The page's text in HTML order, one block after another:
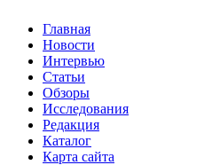
Главная
Новости
Интервью
Статьи
Обзоры
Исследования
Редакция
Каталог
Карта сайта